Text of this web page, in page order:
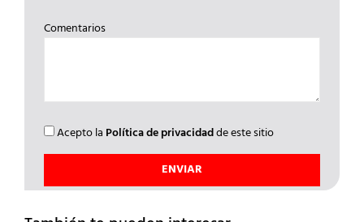
Comentarios
Acepto la Política de privacidadde este sitio